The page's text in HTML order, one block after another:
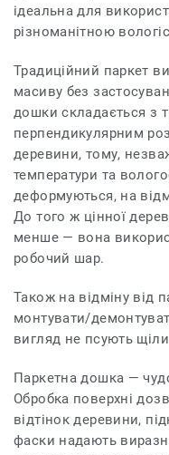
ідеальна для
різноманітною
Традиційний паркет
масиву без
дошки складається з
перпендикулярним
деревини, тому,
температури та
деформуються, на
До того ж цінної
менше — вона
робочий шар.
Також на відміну від
монтувати/
вигляд не псують
Паркетна дошка —
Обробка поверхні
відтінок деревини,
фаски надають